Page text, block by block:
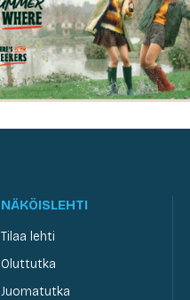
NÄKÖISLEHTI
Tilaa lehti
Oluttutka
Juomatutka